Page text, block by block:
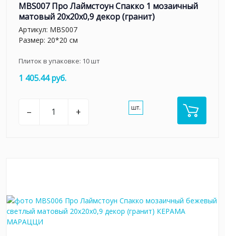
MBS007 Про Лаймстоун Спакко 1 мозаичный
матовый 20х20х0,9 декор (гранит)
Артикул: MBS007
Размер: 20*20 см
Плиток в упаковке: 10шт
1 405.44 руб.
– + шт.